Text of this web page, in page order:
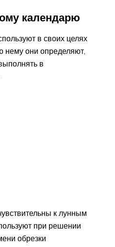
календарю
в своих целях
нему они определяют,
в
к лунным
при решении
обрезки